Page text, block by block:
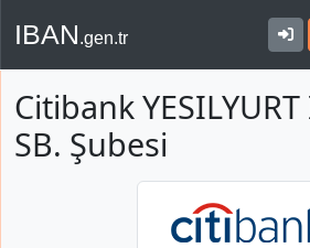
IBAN.gen.tr
Citibank
SB. Şubesi